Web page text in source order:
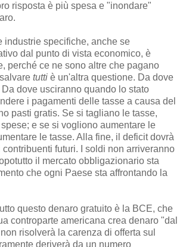
risposta è più spesa e "inondare"
industrie specifiche, anche se
dal punto di vista economico, è
perché ce ne sono altre che pagano
tutti è un'altra questione. Da dove
dove usciranno quando lo stato
i pagamenti delle tasse a causa del
pasti gratis. Se si tagliano le tasse,
e se si vogliono aumentare le
le tasse. Alla fine, il deficit dovrà
futuri. I soldi non arriveranno
il mercato obbligazionario sta
che ogni Paese sta affrontando la
questo denaro gratuito è la BCE, che
controparte americana crea denaro "dal
risolverà la carenza di offerta sul
deriverà da un numero